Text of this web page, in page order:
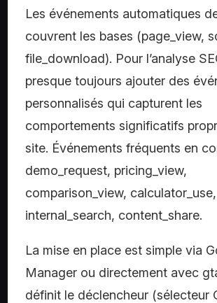
Les événements automatiques
couvrent les bases (page_view,
file_download). Pour l’analyse
presque toujours ajouter des
personnalisés qui capturent les
comportements significatifs
site. Événements fréquents en
demo_request, pricing_view,
comparison_view,
internal_search, content_share.
La mise en place est simple via
Manager ou directement avec
définit le déclencheur (sélecteur